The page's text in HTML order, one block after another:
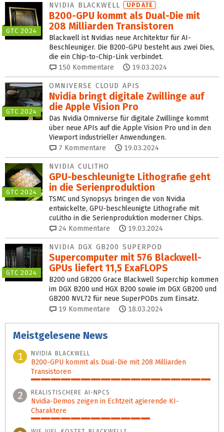
GTC 2024
NVIDIA BLACKWELL UPDATE
B200-GPU kommt als Dual-Die mit
208 Milliarden Transistoren
Blackwell ist Nvidias neue Architektur für AI-
Beschleuniger. Die B200-GPU besteht aus zwei Dies,
die ein Chip-to-Chip-Link verbindet.
150 Kommentare 19.03.2024
GTC 2024
OMNIVERSE CLOUD APIS
Nvidia bringt digitale Zwillinge auf
die Apple Vision Pro
Das Nvidia Omniverse für digitale Zwillinge kommt
über neue APIs auf die Apple Vision Pro und in den
Viewport industrieller Anwendungen.
7 Kommentare 19.03.2024
GTC 2024
NVIDIA CULITHO
GPU-beschleunigte Lithografie geht
in die Serienproduktion
TSMC und Synopsys bringen die von Nvidia
entwickelte, GPU-beschleunigte Lithografie mit
cuLitho in die Serienproduktion moderner Chips.
24 Kommentare 19.03.2024
GTC 2024
NVIDIA DGX GB200 SUPERPOD
Supercomputer mit 576 Blackwell-
GPUs liefert 11,5 ExaFLOPS
B200 und GB200 Grace Blackwell Superchip kommen
im DGX B200 und HGX B200 sowie im DGX GB200 und
GB200 NVL72 für neue SuperPODs zum Einsatz.
19 Kommentare 18.03.2024
Meistgelesene News
1
NVIDIA BLACKWELL
B200-GPU kommt als Dual-Die mit 208 Milliarden
Transistoren
100%
2 REALISTISCHERE AI-NPCS
Nvidia-Demos zeigen in Echtzeit agierende KI-
Charaktere
66%